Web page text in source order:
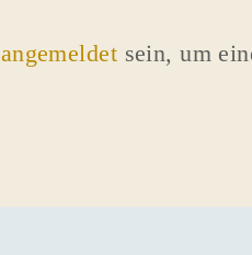
angemeldet sein, um